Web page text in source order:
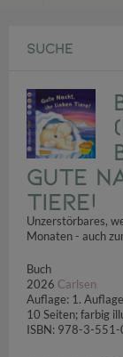
SUCHE
Gute
Tiere!
Unzerstörbares,
Monaten - auch
Buch
2026 Carlsen
Auflage: 1. Auflage
10 Seiten; farbig
ISBN: 978-3-